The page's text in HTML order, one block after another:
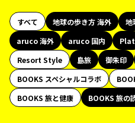
すべて 地球の歩き方 海外
地
aruco 海外
aruco 国内 Plat
Resort Style
島旅 御朱印
BOOKS スペシャルコラボ
BOOKS 旅と健康
BOOKS 旅の